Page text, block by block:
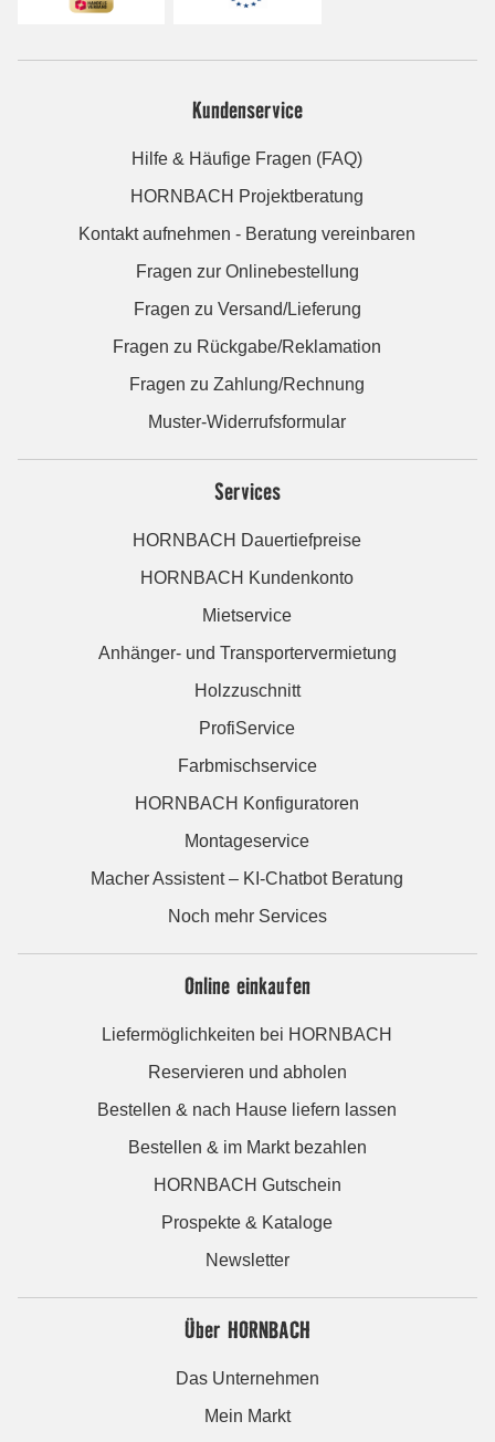
Kundenservice
Hilfe & Häufige Fragen (FAQ)
HORNBACH Projektberatung
Kontakt aufnehmen - Beratung vereinbaren
Fragen zur Onlinebestellung
Fragen zu Versand/Lieferung
Fragen zu Rückgabe/Reklamation
Fragen zu Zahlung/Rechnung
Muster-Widerrufsformular
Services
HORNBACH Dauertiefpreise
HORNBACH Kundenkonto
Mietservice
Anhänger- und Transportervermietung
Holzzuschnitt
ProfiService
Farbmischservice
HORNBACH Konfiguratoren
Montageservice
Macher Assistent – KI-Chatbot Beratung
Noch mehr Services
Online einkaufen
Liefermöglichkeiten bei HORNBACH
Reservieren und abholen
Bestellen & nach Hause liefern lassen
Bestellen & im Markt bezahlen
HORNBACH Gutschein
Prospekte & Kataloge
Newsletter
Über HORNBACH
Das Unternehmen
Mein Markt